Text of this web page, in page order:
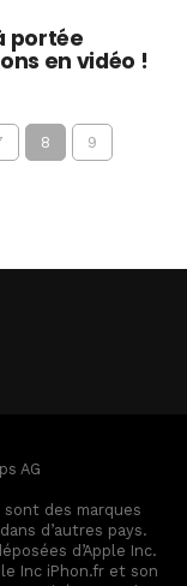
portée
en vidéo !
8 9
AG
sont des marques
d’autres pays.
d’Apple Inc.
Inc iPhon.fr et son